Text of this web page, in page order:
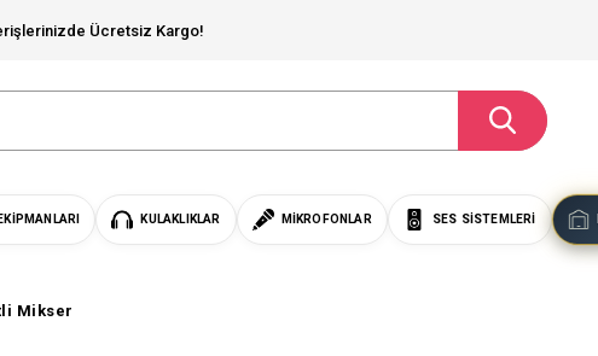
Ücretsiz Kargo!
KULAKLIKLAR MIKROFONLAR SES SISTEMLERI
Mikser